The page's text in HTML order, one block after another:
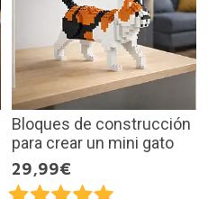
Bloques de construcción
para crear un mini gato
29,99€